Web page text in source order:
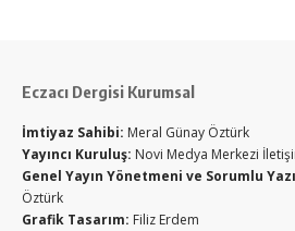
Eczacı Dergisi Kurumsal
İmtiyaz Sahibi: Meral Günay Öztürk
Yayıncı Kuruluş: Novi Medya Merkezi
Genel Yayın Yönetmeni ve Sorumlu
Öztürk
Grafik Tasarım: Filiz Erdem